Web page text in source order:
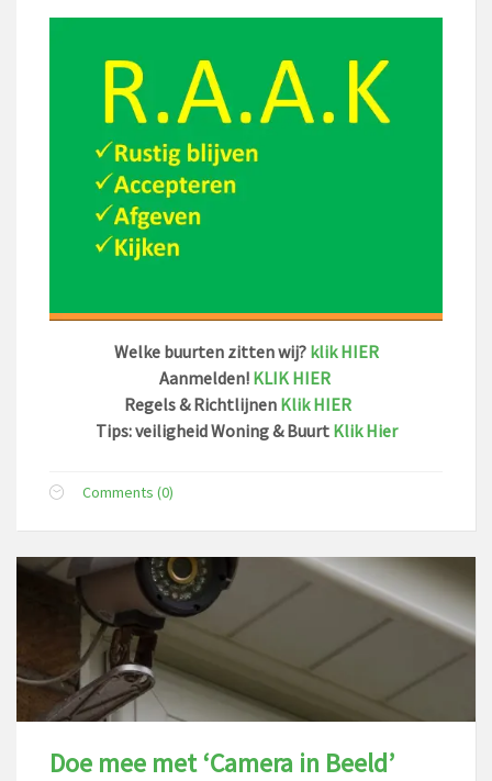
Welke buurten zitten wij? klik HIER
Aanmelden! KLIK HIER
Regels & Richtlijnen Klik HIER
Tips: veiligheid Woning & Buurt Klik Hier
Comments (0)
Doe mee met ‘Camera in Beeld’